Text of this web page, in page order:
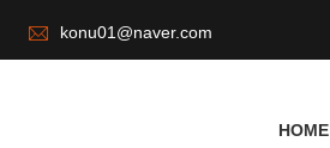
konu01@naver.com
HOME